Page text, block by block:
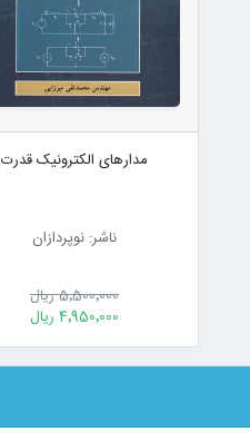
مدارهای الکترونیک قدرت
ناشر: نوپردازان
5٬500٬000 ریال
4٬950٬000 ریال